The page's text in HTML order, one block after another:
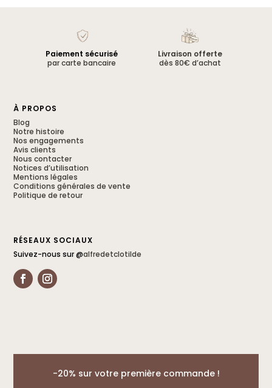
Paiement sécurisé
par carte bancaire
Livraison offerte
dès 80€ d’achat
À PROPOS
Blog
Notre histoire
Nos engagements
Avis clients
Nous contacter
Notices d’utilisation
Mentions légales
Conditions générales de vente
Politique de retour
RÉSEAUX SOCIAUX
Suivez-nous sur @alfredetclotilde
-20% sur votre première commande !